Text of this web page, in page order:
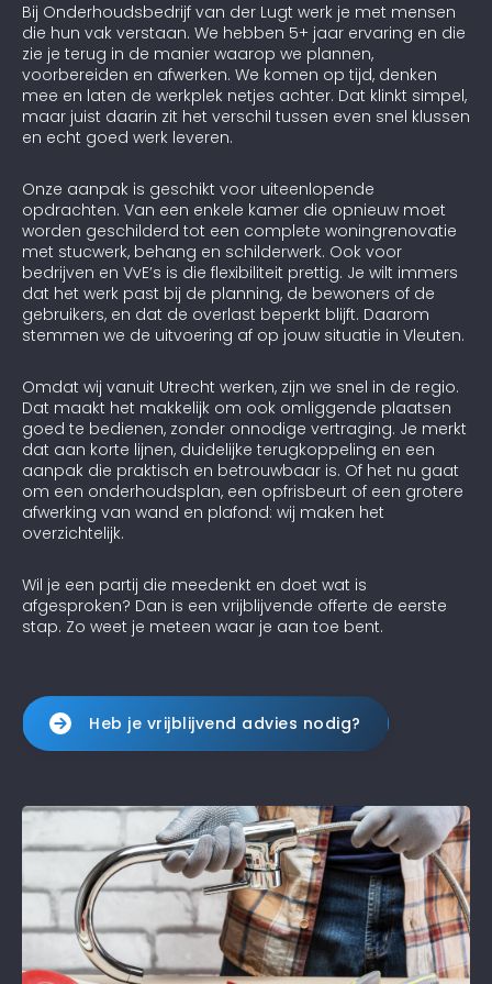
Bij Onderhoudsbedrijf van der Lugt werk je met mensen
die hun vak verstaan. We hebben 5+ jaar ervaring en die
zie je terug in de manier waarop we plannen,
voorbereiden en afwerken. We komen op tijd, denken
mee en laten de werkplek netjes achter. Dat klinkt simpel,
maar juist daarin zit het verschil tussen even snel klussen
en echt goed werk leveren.
Onze aanpak is geschikt voor uiteenlopende
opdrachten. Van een enkele kamer die opnieuw moet
worden geschilderd tot een complete woningrenovatie
met stucwerk, behang en schilderwerk. Ook voor
bedrijven en VvE’s is die flexibiliteit prettig. Je wilt immers
dat het werk past bij de planning, de bewoners of de
gebruikers, en dat de overlast beperkt blijft. Daarom
stemmen we de uitvoering af op jouw situatie in Vleuten.
Omdat wij vanuit Utrecht werken, zijn we snel in de regio.
Dat maakt het makkelijk om ook omliggende plaatsen
goed te bedienen, zonder onnodige vertraging. Je merkt
dat aan korte lijnen, duidelijke terugkoppeling en een
aanpak die praktisch en betrouwbaar is. Of het nu gaat
om een onderhoudsplan, een opfrisbeurt of een grotere
afwerking van wand en plafond: wij maken het
overzichtelijk.
Wil je een partij die meedenkt en doet wat is
afgesproken? Dan is een vrijblijvende offerte de eerste
stap. Zo weet je meteen waar je aan toe bent.
Heb je vrijblijvend advies nodig?